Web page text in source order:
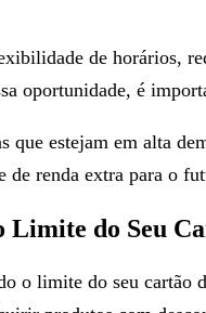
de horários,
oportunidade, é
que estejam em alta
de renda extra para o
do Seu
o limite do seu